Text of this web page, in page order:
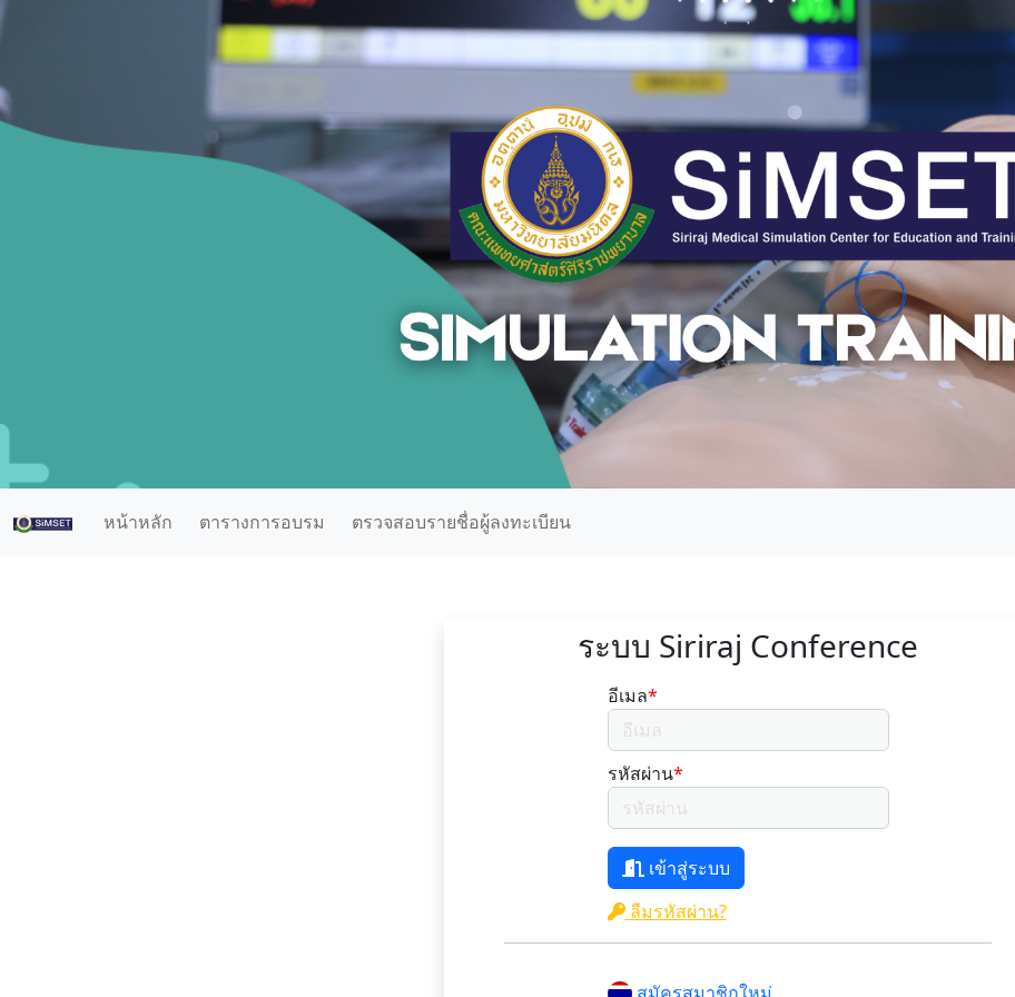
หน้าหลัก ตารางการอบรม ตรวจสอบรายชื่อผู้ลงทะเบียน
ระบบ Siriraj Conference
อีเมล*
รหัสผ่าน*
เข้าสู่ระบบ
ลืมรหัสผ่าน?